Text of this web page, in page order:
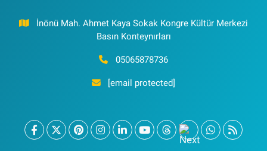
İnönü Mah. Ahmet Kaya Sokak Kongre Kültür Merkezi
Basın Konteynırları
05065878736
[email protected]